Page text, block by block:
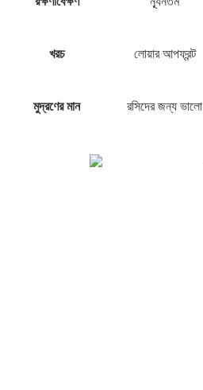
খরচ লোয়ার আপফ্রন্ট
মুদ্রণের মান রসিদের জন্য ভালো